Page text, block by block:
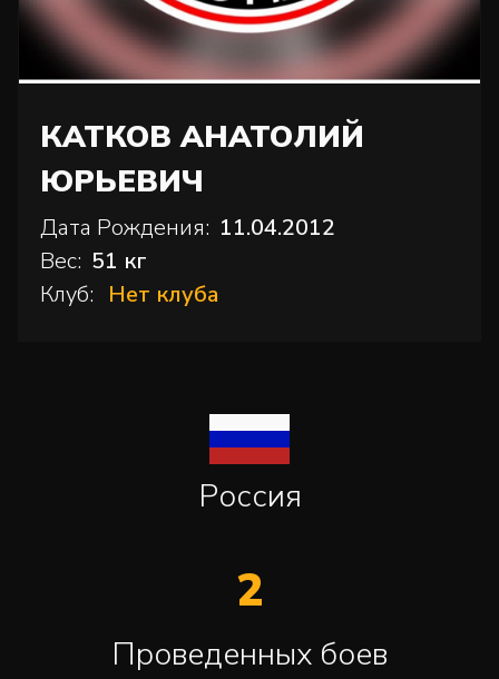
КАТКОВ АНАТОЛИЙ
ЮРЬЕВИЧ
Дата Рождения: 11.04.2012
Вес: 51 кг
Клуб: Нет клуба
Россия
2
Проведенных боев